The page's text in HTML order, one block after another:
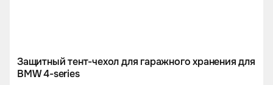
Защитный тент-чехол для гаражного хранения для
BMW 4-series